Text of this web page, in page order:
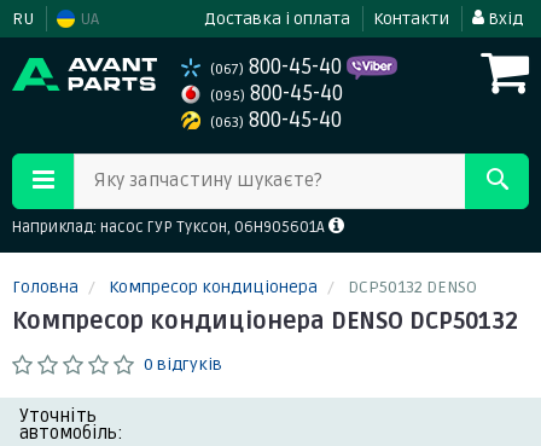
RU UA Доставка і оплата Контакти Вхід
(067) 800-45-40
(095) 800-45-40
(063) 800-45-40
Яку запчастину шукаєте?
Наприклад: насос ГУР Туксон, 06H905601A
Головна Компресор кондиціонера DCP50132 DENSO
Компресор кондиціонера DENSO DCP50132
0 відгуків
Уточніть
автомобіль: